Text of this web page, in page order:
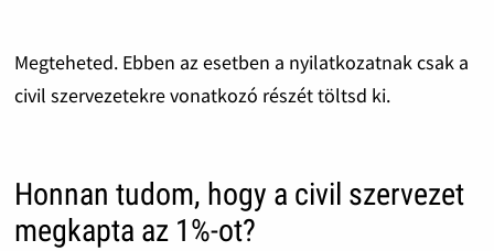
Megteheted. Ebben az esetben a nyilatkozatnak csak a
civil szervezetekre vonatkozó részét töltsd ki.
Honnan tudom, hogy a civil szervezet
megkapta az 1%-ot?